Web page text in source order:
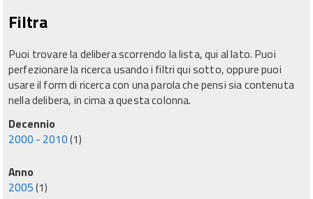
Filtra
Puoi trovare la delibera scorrendo la lista, qui al lato. Puoi
perfezionare la ricerca usando i filtri qui sotto, oppure puoi
usare il form di ricerca con una parola che pensi sia contenuta
nella delibera, in cima a questa colonna.
Decennio
2000 - 2010(1)
Anno
2005(1)